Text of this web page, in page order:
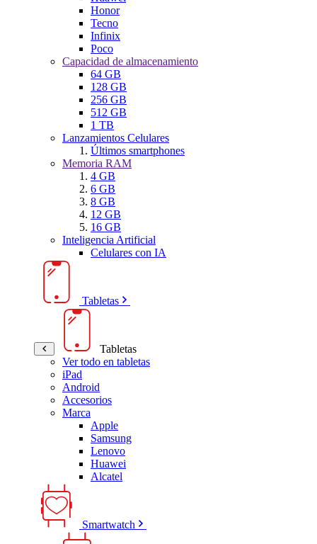
Honor
Tecno
Infinix
Poco
Capacidad de almacenamiento
64 GB
128 GB
256 GB
512 GB
1 TB
Lanzamientos Celulares
Últimos smartphones
Memoria RAM
4 GB
6 GB
8 GB
12 GB
16 GB
Inteligencia Artificial
Celulares con IA
Tabletas
Tabletas
Ver todo en tabletas
iPad
Android
Accesorios
Marca
Apple
Samsung
Lenovo
Huawei
Alcatel
Smartwatch